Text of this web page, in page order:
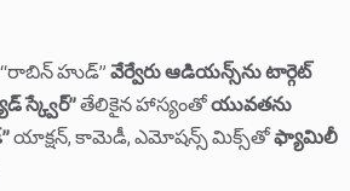
హుడ్”వేర్వేరు ఆడియన్స్‌ను టార్గెట్
స్క్వేర్”తేలికైన హాస్యంతోయువతను
యాక్షన్, కామెడీ, ఎమోషన్స్ మిక్స్‌తోఫ్యామిలీ